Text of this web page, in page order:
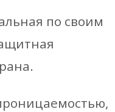
по своим